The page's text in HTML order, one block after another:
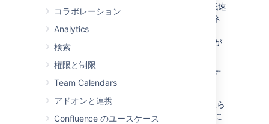
コラボレーション
Analytics
検索
権限と制限
Team Calendars
アドオンと連携
Confluence のユースケース
データを圧縮してユーザーに送信するため、低速
なインターネット リンクや輻輳したインターネ
ット リンク上で Confluence の速度が上がり、
Confluence サーバーで消費される帯域幅の量が
減ることになります。
以下の場合は、Confluence の GZip エンコーデ
ィングを有効にします。
ユーザーがインターネット接続または限ら
れた帯域幅の WAN 接続で Confluence に